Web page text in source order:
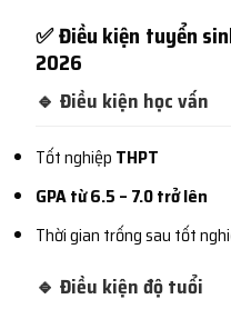
✅ Điều kiện tuyển
2026
🔹 Điều kiện học vấn
Tốt nghiệp THPT
GPA từ 6.5 – 7.0 trở lên
Thời gian trống sau tốt
🔹 Điều kiện độ tuổi